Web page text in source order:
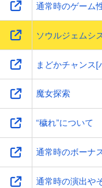
通常時のゲーム
ソウルジェムシ
まどかチャンス
魔女探索
“穢れ”について
通常時のボーナ
通常時の演出や